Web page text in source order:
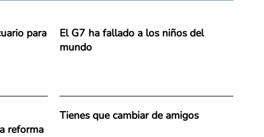
para
El G7 ha fallado a los niños del
mundo
reforma
Tienes que cambiar de amigos